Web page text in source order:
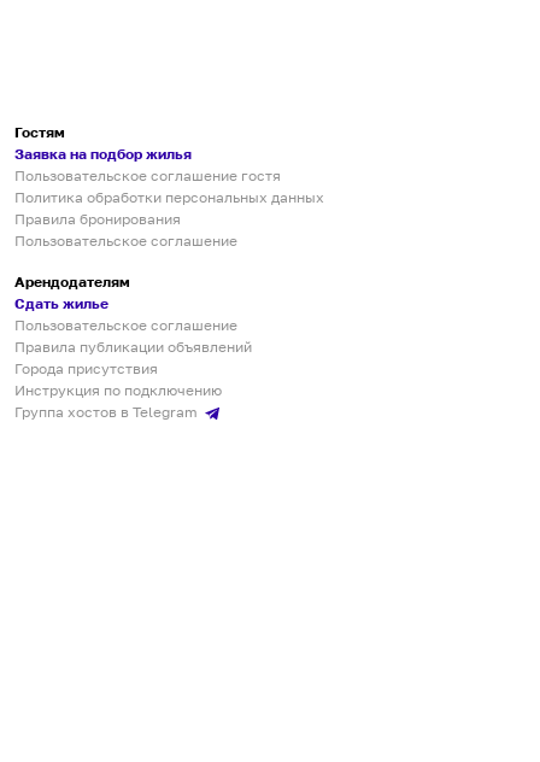
Гостям
Заявка на подбор жилья
Пользовательское соглашение гостя
Политика обработки персональных данных
Правила бронирования
Пользовательское соглашение
Арендодателям
Сдать жилье
Пользовательское соглашение
Правила публикации объявлений
Города присутствия
Инструкция по подключению
Группа хостов в Telegram